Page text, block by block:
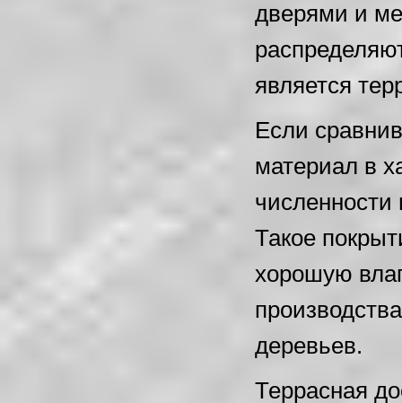
дверями и
является
Если
материал в
численности
Такое
хорошую
деревьев.
Террасная